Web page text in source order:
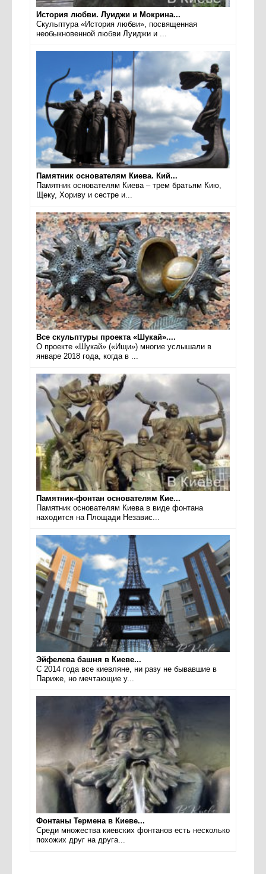
История любви. Луиджи и Мокрина...
Скульптура «История любви», посвященная
необыкновенной любви Луиджи и ...
Памятник основателям Киева. Кий...
Памятник основателям Киева – трем братьям Кию,
Щеку, Хориву и сестре и...
Все скульптуры проекта «Шукай»....
О проекте «Шукай» («Ищи») многие услышали в
январе 2018 года, когда в ...
Памятник-фонтан основателям Кие...
Памятник основателям Киева в виде фонтана
находится на Площади Независ...
Эйфелева башня в Киеве...
С 2014 года все киевляне, ни разу не бывавшие в
Париже, но мечтающие у...
Фонтаны Термена в Киеве...
Среди множества киевских фонтанов есть несколько
похожих друг на друга...